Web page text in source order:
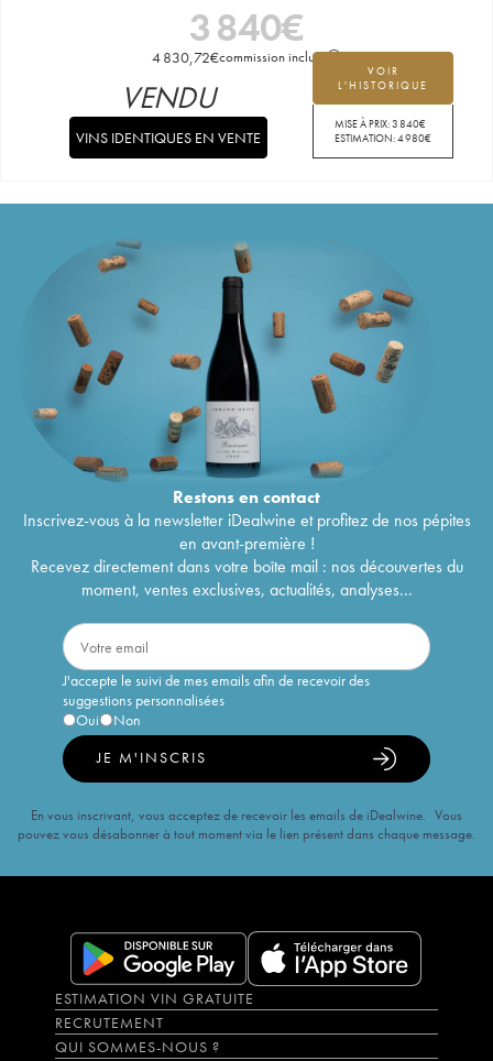
3 840€
4 830,72€commission incluse
VOIR
L'HISTORIQUE
MISE À PRIX:3 840€
ESTIMATION:4 980€
VENDU
VINS IDENTIQUES EN VENTE
Restons encontact
Inscrivez-vous à la newsletter iDealwine et profitez de nos pépites
en avant-première !
Recevez directement dans votre boîte mail : nos découvertes du
moment, ventes exclusives, actualités, analyses...
J'accepte le suivi de mes emails afin de recevoir des
suggestions personnalisées
Oui
Non
JE M'INSCRIS
En vous inscrivant, vous acceptez de recevoir les emails de iDealwine. Vous
pouvez vous désabonner à tout moment via le lien présent dans chaque message.
ESTIMATION VIN GRATUITE
RECRUTEMENT
QUI SOMMES-NOUS ?